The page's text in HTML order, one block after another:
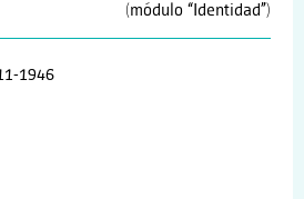
(módulo “Identidad”)
1946